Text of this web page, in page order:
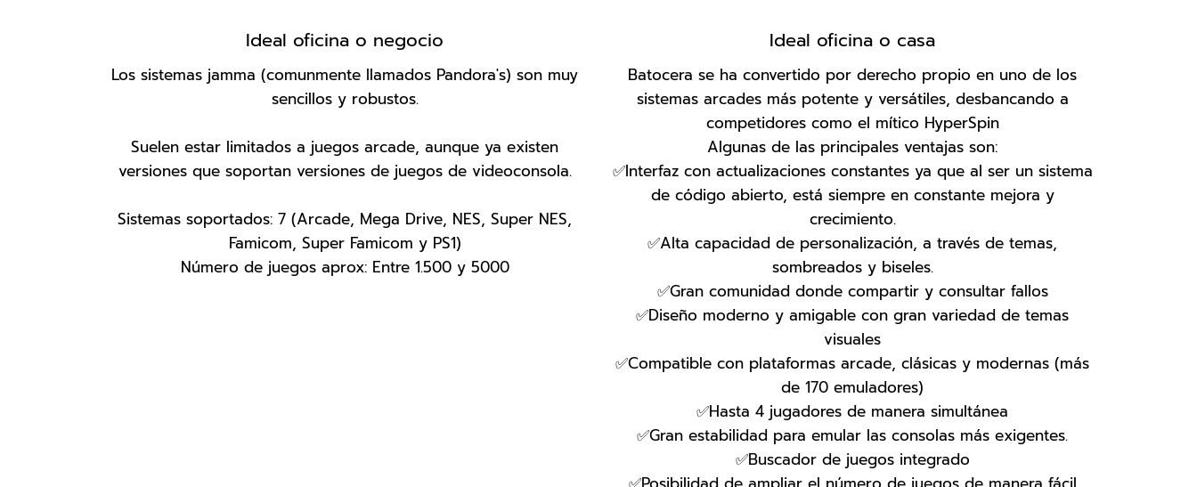
Ideal oficina o negocio
Los sistemas jamma (comunmente llamados Pandora's) son muy
sencillos y robustos.
Suelen estar limitados a juegos arcade, aunque ya existen
versiones que soportan versiones de juegos de videoconsola.
Sistemas soportados: 7 (Arcade, Mega Drive, NES, Super NES,
Famicom, Super Famicom y PS1)
Número de juegos aprox: Entre 1.500 y 5000
Ideal oficina o casa
Batocera se ha convertido por derecho propio en uno de los
sistemas arcades más potente y versátiles, desbancando a
competidores como el mítico HyperSpin
Algunas de las principales ventajas son:
✅Interfaz con actualizaciones constantes ya que al ser un sistema
de código abierto, está siempre en constante mejora y
crecimiento.
✅Alta capacidad de personalización, a través de temas,
sombreados y biseles.
✅Gran comunidad donde compartir y consultar fallos
✅Diseño moderno y amigable con gran variedad de temas
visuales
✅Compatible con plataformas arcade, clásicas y modernas (más
de 170 emuladores)
✅Hasta 4 jugadores de manera simultánea
✅Gran estabilidad para emular las consolas más exigentes.
✅Buscador de juegos integrado